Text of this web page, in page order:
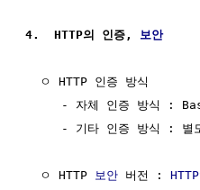
4.  HTTP의 인증, 보안
  ㅇ HTTP 인증 방식
- 자체 인증 방식 :
- 기타 인증 방식 : 별
  ㅇ HTTP
보안 버전 :